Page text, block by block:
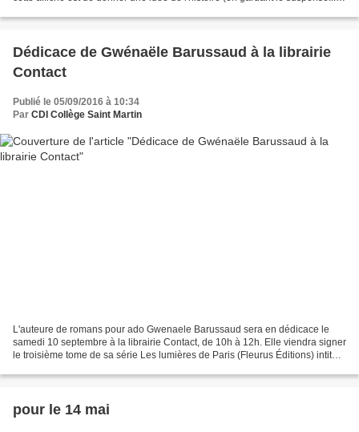
Dédicace de Gwénaële Barussaud à la librairie
Contact
Publié le 05/09/2016 à 10:34
Par CDI Collège Saint Martin
L'auteure de romans pour ado Gwenaele Barussaud sera en dédicace le
samedi 10 septembre à la librairie Contact, de 10h à 12h. Elle viendra signer
le troisième tome de sa série Les lumières de Paris (Fleurus Éditions) intitulé
pour le 14 mai